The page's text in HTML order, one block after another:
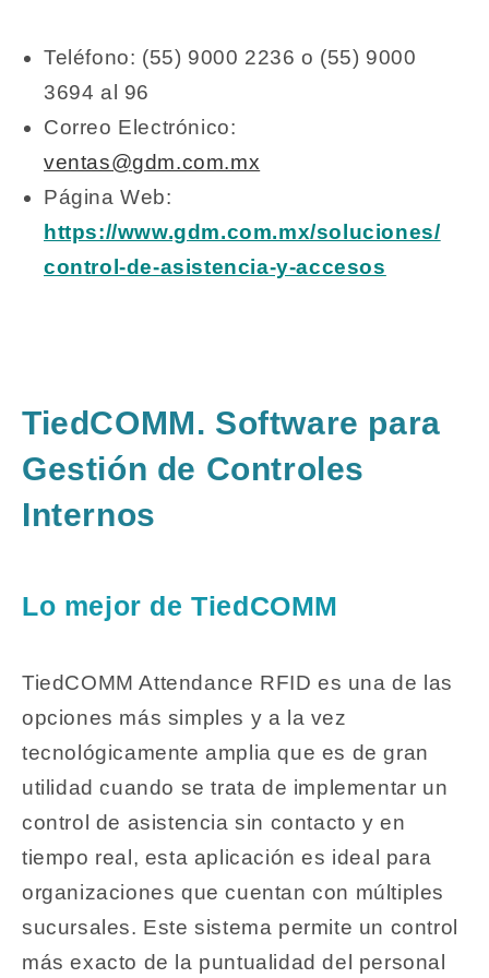
Teléfono: (55) 9000 2236 o (55) 9000
3694 al 96
Correo Electrónico:
ventas@gdm.com.mx
Página Web:
https://www.gdm.com.mx/soluciones/
control-de-asistencia-y-accesos
TiedCOMM. Software para
Gestión de Controles
Internos
Lo mejor de TiedCOMM
TiedCOMM Attendance RFID es una de las
opciones más simples y a la vez
tecnológicamente amplia que es de gran
utilidad cuando se trata de implementar un
control de asistencia sin contacto y en
tiempo real, esta aplicación es ideal para
organizaciones que cuentan con múltiples
sucursales. Este sistema permite un control
más exacto de la puntualidad del personal